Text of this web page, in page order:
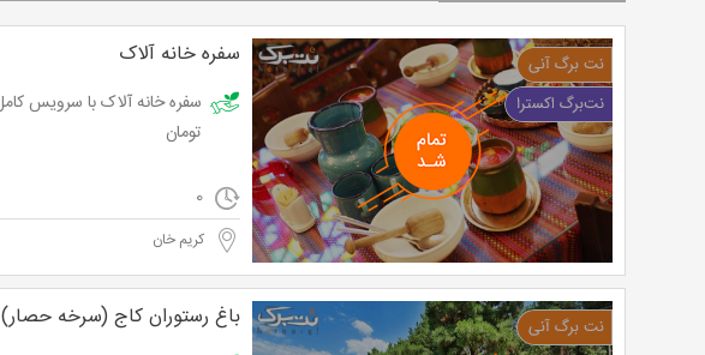
سفره خانه آلاک
تومان
0
کریم خان
باغ رستوران کاج (سرخه حصار)